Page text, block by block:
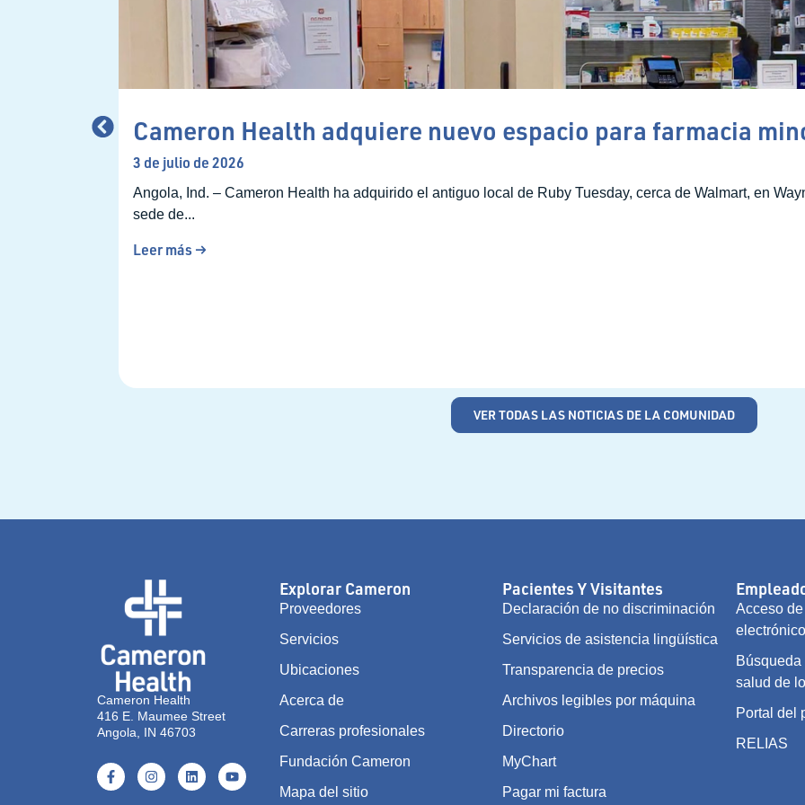
Cameron Health adquiere nuevo espacio para farmacia
3 de julio de 2026
Angola, Ind. – Cameron Health ha adquirido el antiguo local de Ruby Tuesday, cerca de Walmart, en
sede de...
Leer más →
VER TODAS LAS NOTICIAS DE LA COMUNIDAD
Cameron Health
416 E. Maumee Street
Angola, IN 46703
Explorar Cameron
Proveedores
Servicios
Ubicaciones
Acerca de
Carreras profesionales
Fundación Cameron
Mapa del sitio
Pacientes Y Visitantes
Declaración de no discriminación
Servicios de asistencia lingüística
Transparencia de precios
Archivos legibles por máquina
Directorio
MyChart
Pagar mi factura
Acceso
electrónico
salud de
Portal del
RELIAS